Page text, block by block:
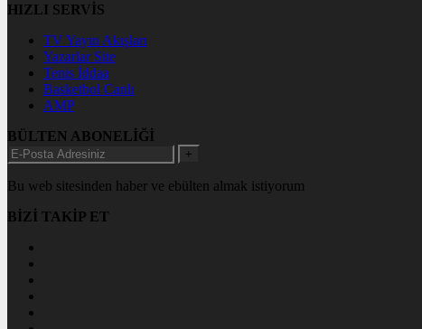
HIZLI SERVİS
TV Yayın Akışları
Yazarlar Site
Tenis İddaa
Basketbol Canlı
AMP
BÜLTEN ABONELİĞİ
+
Bu web sitesinden haber ve ebülten almak istiyorum
BİZİ TAKİP ET